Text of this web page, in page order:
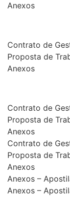
Anexos
Contrato de
Proposta de
Anexos
Contrato de
Proposta de
Anexos
Contrato de
Proposta de
Anexos
Anexos –
Anexos –